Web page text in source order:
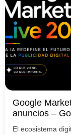
Google
anuncios –
El ecosistema